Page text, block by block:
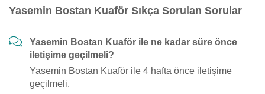
Yasemin Bostan Kuaför Sıkça Sorulan Sorular
Yasemin Bostan Kuaför ile ne kadar süre önce
iletişime geçilmeli?
Yasemin Bostan Kuaför ile 4 hafta önce iletişime
geçilmeli.